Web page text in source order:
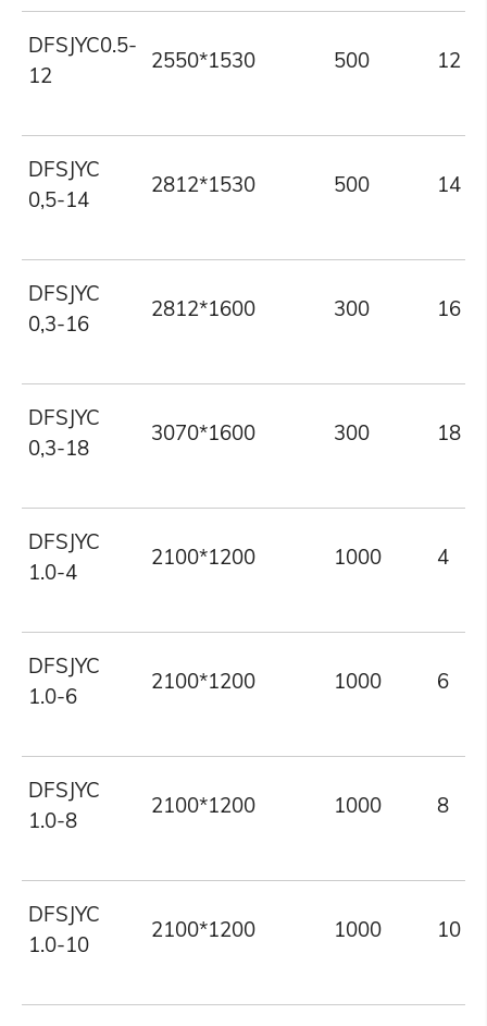
DFSJYC0.5-
12
2550*1530 500 12
DFSJYC
0,5-14
2812*1530 500 14
DFSJYC
0,3-16
2812*1600 300 16
DFSJYC
0,3-18
3070*1600 300 18
DFSJYC
1.0-4
2100*1200 1000 4
DFSJYC
1.0-6
2100*1200 1000 6
DFSJYC
1.0-8
2100*1200 1000 8
DFSJYC
1.0-10
2100*1200 1000 10